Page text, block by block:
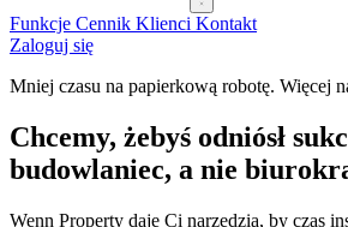
Funkcje Cennik Klienci Kontakt
Zaloguj się
Mniej czasu na papierkową robotę. Więcej
Chcemy, żebyś odniósł
budowlaniec, a nie
Wenn Property daje Ci narzędzia, by czas